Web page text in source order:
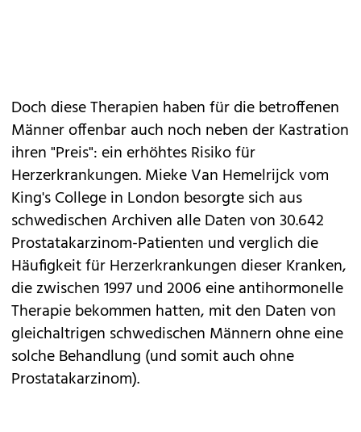
Doch diese Therapien haben für die betroffenen
Männer offenbar auch noch neben der Kastration
ihren "Preis": ein erhöhtes Risiko für
Herzerkrankungen. Mieke Van Hemelrijck vom
King's College in London besorgte sich aus
schwedischen Archiven alle Daten von 30.642
Prostatakarzinom-Patienten und verglich die
Häufigkeit für Herzerkrankungen dieser Kranken,
die zwischen 1997 und 2006 eine antihormonelle
Therapie bekommen hatten, mit den Daten von
gleichaltrigen schwedischen Männern ohne eine
solche Behandlung (und somit auch ohne
Prostatakarzinom).